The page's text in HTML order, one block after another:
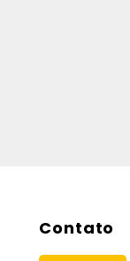
Contato